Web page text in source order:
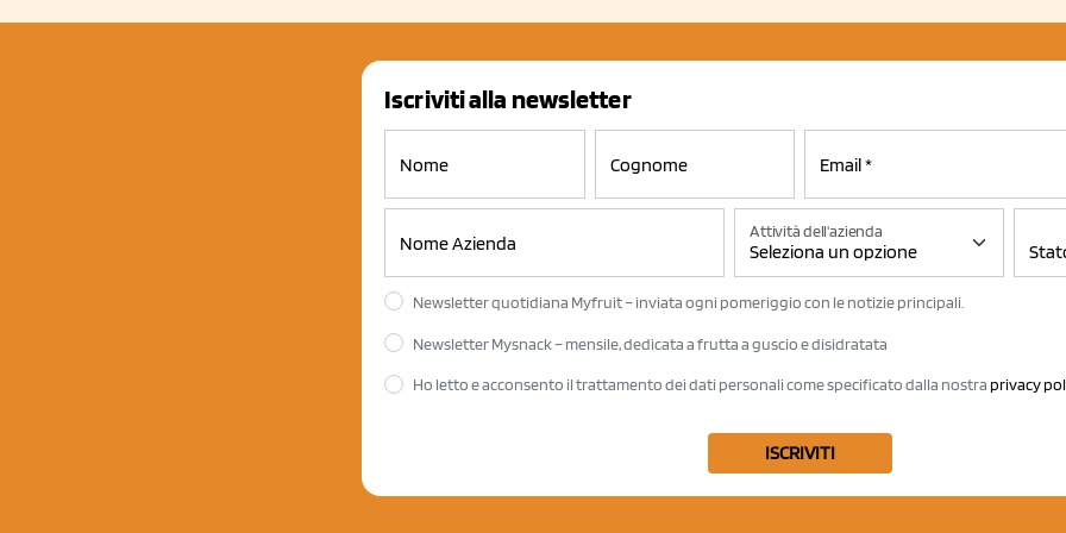
Iscriviti alla newsletter
Attività dell'azienda
Newsletter quotidiana Myfruit – inviata ogni pomeriggio con le notizie principali.
Newsletter Mysnack – mensile, dedicata a frutta a guscio e disidratata
Ho letto e acconsento il trattamento dei dati personali come specificato dalla nostra privacy
ISCRIVITI